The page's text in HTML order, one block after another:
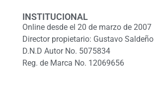
INSTITUCIONAL
Online desde el 20 de marzo de 2007
Director propietario: Gustavo Saldeño
D.N.D Autor No. 5075834
Reg. de Marca No. 12069656